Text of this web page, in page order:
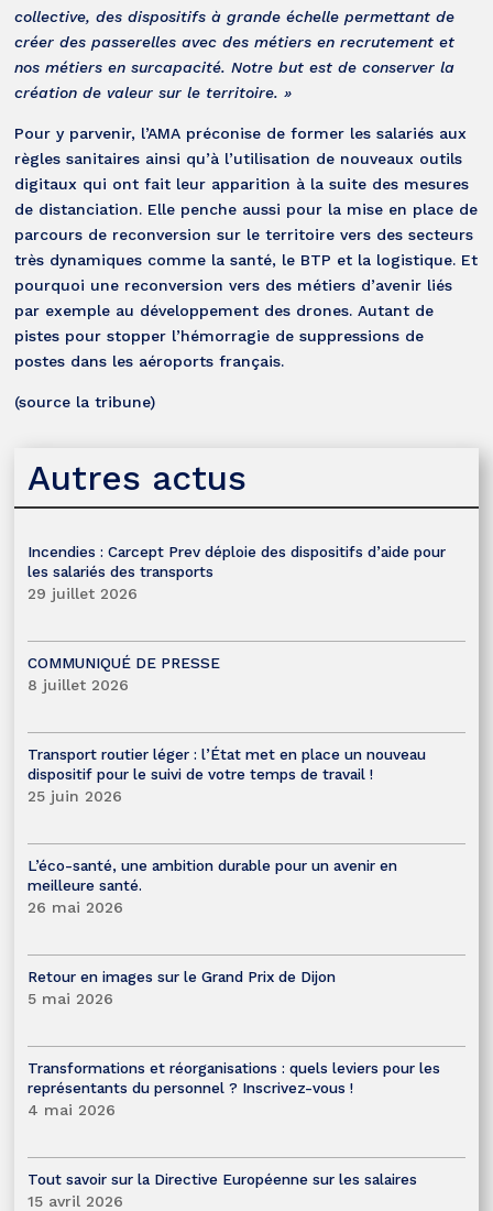
collective, des dispositifs à grande échelle permettant de
créer des passerelles avec des métiers en recrutement et
nos métiers en surcapacité. Notre but est de conserver la
création de valeur sur le territoire. »
Pour y parvenir, l’AMA préconise de former les salariés aux
règles sanitaires ainsi qu’à l’utilisation de nouveaux outils
digitaux qui ont fait leur apparition à la suite des mesures
de distanciation. Elle penche aussi pour la mise en place de
parcours de reconversion sur le territoire vers des secteurs
très dynamiques comme la santé, le BTP et la logistique. Et
pourquoi une reconversion vers des métiers d’avenir liés
par exemple au développement des drones. Autant de
pistes pour stopper l’hémorragie de suppressions de
postes dans les aéroports français.
(source la tribune)
Autres actus
Incendies : Carcept Prev déploie des dispositifs d’aide pour
les salariés des transports
29 juillet 2026
COMMUNIQUÉ DE PRESSE
8 juillet 2026
Transport routier léger : l’État met en place un nouveau
dispositif pour le suivi de votre temps de travail !
25 juin 2026
L’éco-santé, une ambition durable pour un avenir en
meilleure santé.
26 mai 2026
Retour en images sur le Grand Prix de Dijon
5 mai 2026
Transformations et réorganisations : quels leviers pour les
représentants du personnel ? Inscrivez-vous !
4 mai 2026
Tout savoir sur la Directive Européenne sur les salaires
15 avril 2026